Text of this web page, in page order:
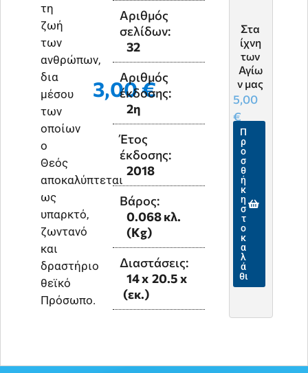
τη
ζωή
των
ανθρώπων,
δια
μέσου
των
οποίων
ο
Θεός
αποκαλύπτεται
ως
υπαρκτό,
ζωντανό
και
δραστήριο
θεϊκό
Πρόσωπο.
3,00€
Αριθμός
σελίδων:
32
Αριθμός
έκδοσης:
2η
Έτος
έκδοσης:
2018
Βάρος:
0.068 κλ.
(Kg)
Διαστάσεις:
14 x 20.5 x
(εκ.)
Στα
ίχνη
των
Αγίω
ν μας
5,00
€
Π
ρ
ο
σ
θ
ή
κ
η
σ
τ
ο
κ
α
λ
ά
θι